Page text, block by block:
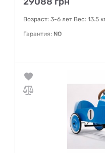
Возраст: 3-6 лет Вес: 13.5
Гарантия: NO